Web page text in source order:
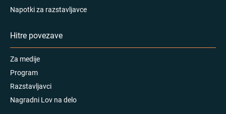
Napotki za razstavljavce
Hitre povezave
Za medije
Program
Razstavljavci
Nagradni Lov na delo